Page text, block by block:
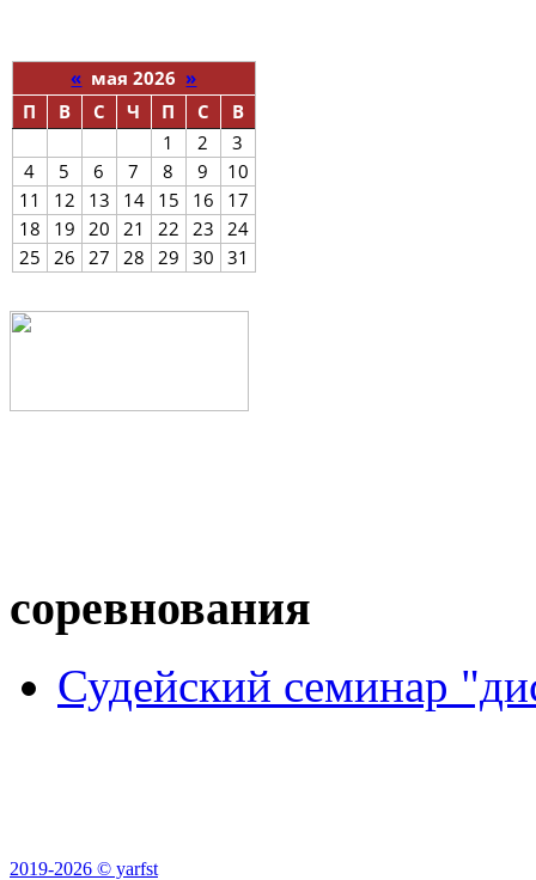
« мая 2026 »
П
В С Ч П С
В
1
2
3
4
5 6 7 8 9
10
11
12 13 14 15 16
17
18
19 20 21 22 23 24
25 26 27 28 29 30 31
соревнования
Судейский семинар
2019-2026 © yarfst